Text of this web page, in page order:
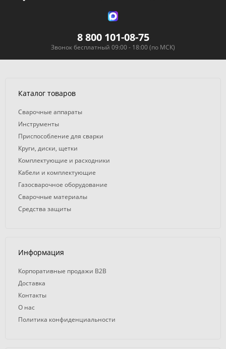
8 800 101-08-75
Звонок бесплатный 09:00 - 18:00 (по МСК)
Каталог товаров
Сварочные аппараты
Инструменты
Приспособление для сварки
Круги, диски, щетки
Комплектующие и расходники
Кабели и комплектующие
Газосварочное оборудование
Сварочные материалы
Средства защиты
Информация
Корпоративные продажи B2B
Доставка
Контакты
О нас
Политика конфиденциальности